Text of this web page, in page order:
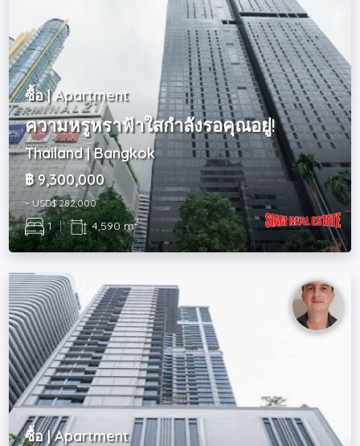
ซื้อ | Apartment
ความหรูหราฟ้าใสกำลังรอคุณอยู่!
Thailand | Bangkok
฿ 9,300,000
~ USD$ 282,000
1 | 4,590 m2
ซื้อ | Apartment